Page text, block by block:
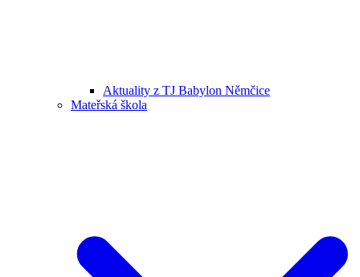
Aktuality z TJ Babylon Němčice
Mateřská škola